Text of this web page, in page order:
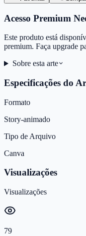
Acesso Premium
Este produto está
premium. Faça upgrade
Sobre esta arte
Especificações do
Formato
Story-animado
Tipo de Arquivo
Canva
Visualizações
Visualizações
79